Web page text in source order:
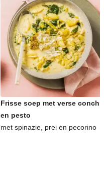
Frisse soep met verse
en pesto
met spinazie, prei en pecorino